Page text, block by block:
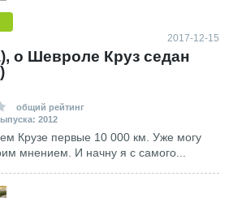
2017-12-15
о Шевроле Круз седан
общий рейтинг
2012
Крузе первые 10 000 км. Уже могу
мнением. И начну я с самого...